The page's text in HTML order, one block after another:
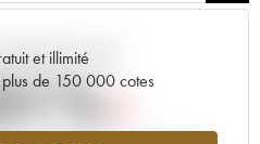
et illimité
plus de 150 000 cotes
de la cote